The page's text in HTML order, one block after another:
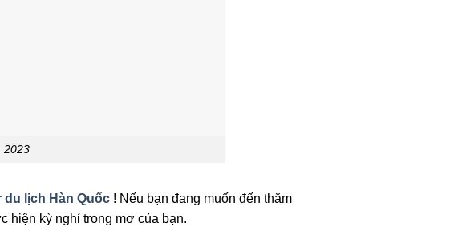
2023
du lịch Hàn Quốc ! Nếu bạn đang muốn đến thăm
hiện kỳ nghỉ trong mơ của bạn.